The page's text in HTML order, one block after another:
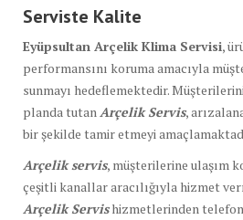
Serviste Kalite
Eyüpsultan Arçelik Klima Servisi,
performansını koruma amacıyla
sunmayı hedeflemektedir.
planda tutan Arçelik Servis,
bir şekilde tamir etmeyi
Arçelik servis, müşterilerine ulaşım
çeşitli kanallar aracılığıyla hizmet
Arçelik Servishizmetlerinden